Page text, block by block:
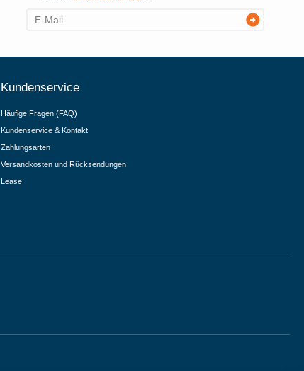
Kundenservice
Häufige Fragen (FAQ)
Kundenservice & Kontakt
Zahlungsarten
Versandkosten und Rücksendungen
Lease